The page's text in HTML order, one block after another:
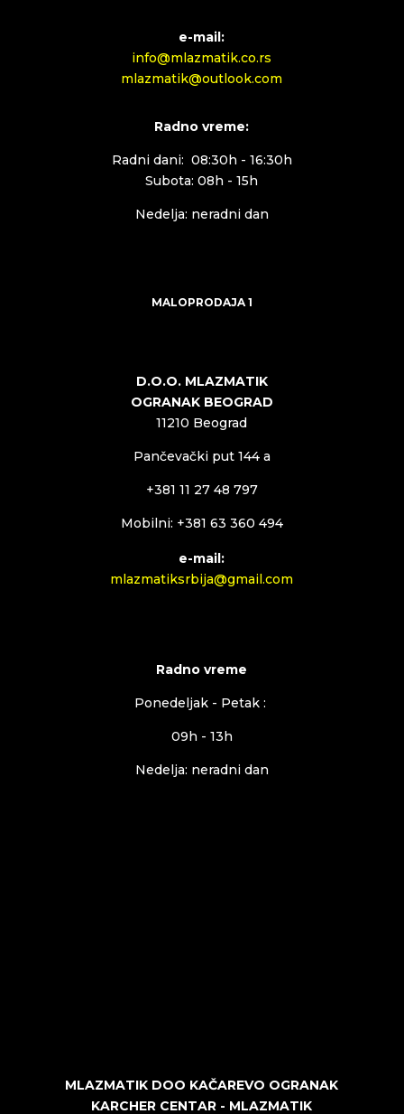
e-mail:
info@mlazmatik.co.rs
mlazmatik@outlook.com
Radno vreme:
Radni dani: 08:30h - 16:30h
Subota: 08h - 15h
Nedelja: neradni dan
MALOPRODAJA 1
D.O.O. MLAZMATIK
OGRANAK BEOGRAD
11210 Beograd
Pančevački put 144 a
+381 11 27 48 797
Mobilni: +381 63 360 494
e-mail:
mlazmatiksrbija@gmail.com
Radno vreme
Ponedeljak - Petak :
09h - 13h
Nedelja: neradni dan
MLAZMATIK DOO KAČAREVO OGRANAK
KARCHER CENTAR - MLAZMATIK